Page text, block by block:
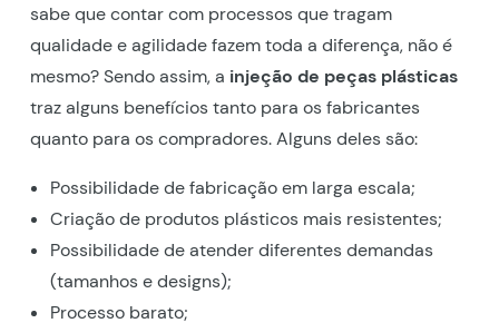
sabe que contar com processos que tragam
qualidade e agilidade fazem toda a diferença, não é
mesmo? Sendo assim, a injeção de peças plásticas
traz alguns benefícios tanto para os fabricantes
quanto para os compradores. Alguns deles são:
Possibilidade de fabricação em larga escala;
Criação de produtos plásticos mais resistentes;
Possibilidade de atender diferentes demandas
(tamanhos e designs);
Processo barato;